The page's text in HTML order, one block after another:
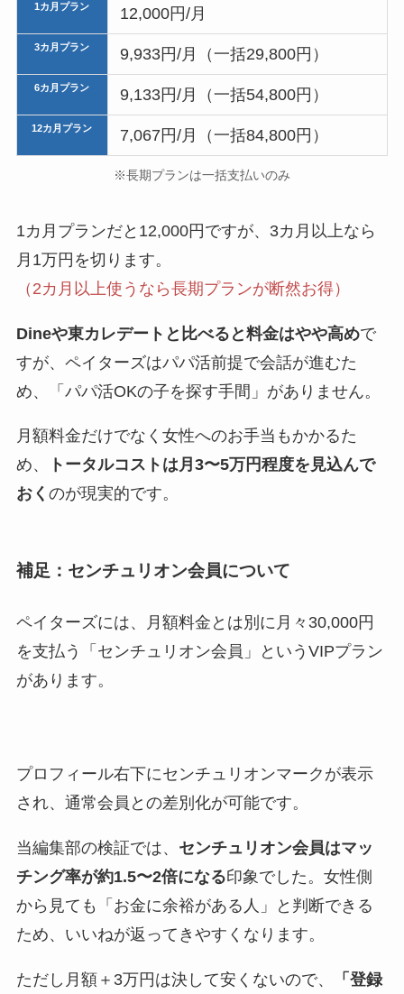
1カ月プラン 12,000円/月
3カ月プラン 9,933円/月（一括29,800円）
6カ月プラン 9,133円/月（一括54,800円）
12カ月プラン 7,067円/月（一括84,800円）
※長期プランは一括支払いのみ
1カ月プランだと12,000円ですが、3カ月以上なら
月1万円を切ります。
（2カ月以上使うなら長期プランが断然お得）
Dineや東カレデートと比べると料金はやや高めで
すが、ペイターズはパパ活前提で会話が進むた
め、「パパ活OKの子を探す手間」がありません。
月額料金だけでなく女性へのお手当もかかるた
め、
トータルコストは月3〜5万円程度を見込んで
おく のが現実的です。
補足：センチュリオン会員について
ペイターズには、月額料金とは別に月々30,000円
を支払う「センチュリオン会員」というVIPプラン
があります。
プロフィール右下にセンチュリオンマークが表示
され、通常会員との差別化が可能です。
当編集部の検証では、 センチュリオン会員はマッ
チング率が約1.5〜2倍になる印象でした。女性側
から見ても「お金に余裕がある人」と判断できる
ため、いいねが返ってきやすくなります。
ただし月額＋3万円は決して安くないので、 「登録